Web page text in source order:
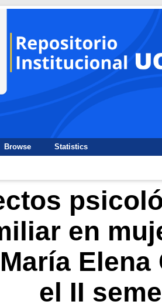
Browse Statistics
en
Elena
el II